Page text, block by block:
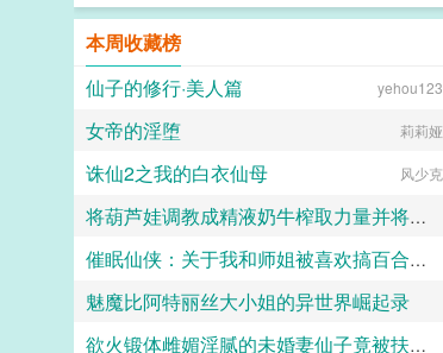
本周收藏榜
仙子的修行·美人篇
yehou123
女帝的淫堕 莉莉娅
诛仙2之我的白衣仙母 风少克
将葫芦娃调教成精液奶牛榨取力量并将葫芦妹与小蝴蝶淫堕与山神乱伦并且封印一统世界的蛇精
sakuragostop
催眠仙侠：关于我和师姐被喜欢搞百合女同的美艳狐妖绑架后想办法反杀并双飞开后宫的故事
魅魔比阿特丽丝大小姐的异世界崛起录
万月锦
欲火锻体雌媚淫腻的未婚妻仙子竟被扶她妙龄书童操成淫贱母猪鸡巴套子